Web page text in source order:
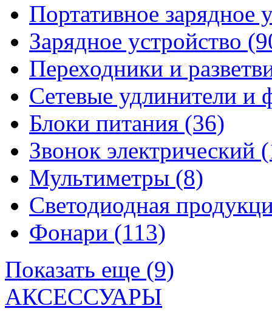
Портативное зарядное
Зарядное устройство
Переходники и
Сетевые удлинители и
Блоки питания (36)
Звонок электрический
Мультиметры (8)
Светодиодная
Фонари (113)
Показать еще (9)
АКСЕССУАРЫ